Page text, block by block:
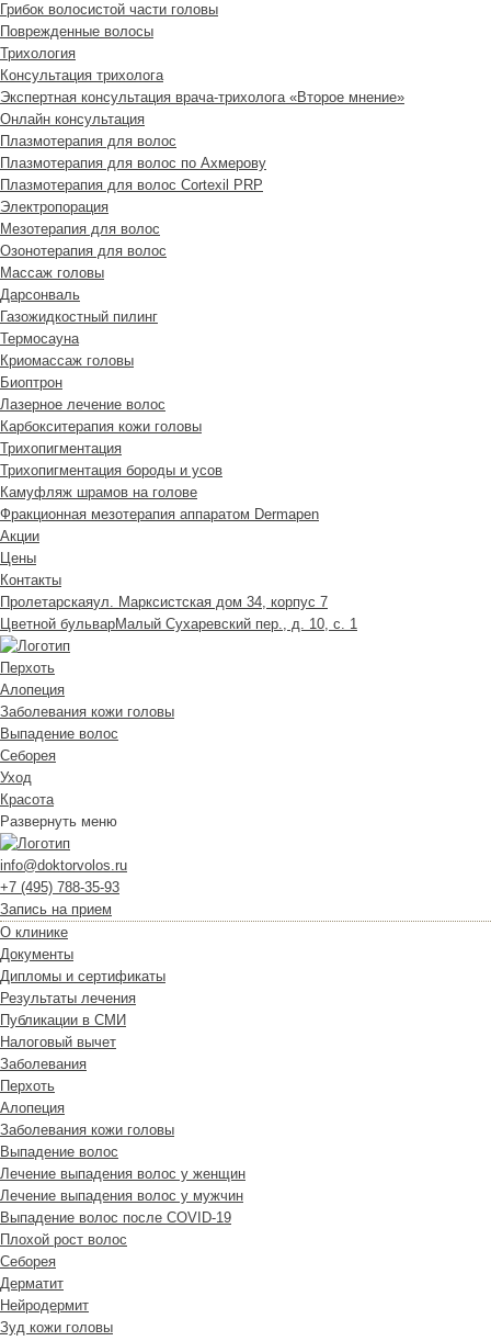
Грибок волосистой части головы
Поврежденные волосы
Трихология
Консультация трихолога
Экспертная консультация врача-трихолога «Второе мнение»
Онлайн консультация
Плазмотерапия для волос
Плазмотерапия для волос по Ахмерову
Плазмотерапия для волос Cortexil PRP
Электропорация
Мезотерапия для волос
Озонотерапия для волос
Массаж головы
Дарсонваль
Газожидкостный пилинг
Термосауна
Криомассаж головы
Биоптрон
Лазерное лечение волос
Карбокситерапия кожи головы
Трихопигментация
Трихопигментация бороды и усов
Камуфляж шрамов на голове
Фракционная мезотерапия аппаратом Dermapen
Акции
Цены
Контакты
Пролетарскаяул. Марксистская дом 34, корпус 7
Цветной бульварМалый Сухаревский пер., д. 10, с. 1
Перхоть
Алопеция
Заболевания кожи головы
Выпадение волос
Cеборея
Уход
Красота
Развернуть меню
info@doktorvolos.ru
+7 (495) 788-35-93
Запись на прием
О клинике
Документы
Дипломы и сертификаты
Результаты лечения
Публикации в СМИ
Налоговый вычет
Заболевания
Перхоть
Алопеция
Заболевания кожи головы
Выпадение волос
Лечение выпадения волос у женщин
Лечение выпадения волос у мужчин
Выпадение волос после COVID-19
Плохой рост волос
Cеборея
Дерматит
Нейродермит
Зуд кожи головы